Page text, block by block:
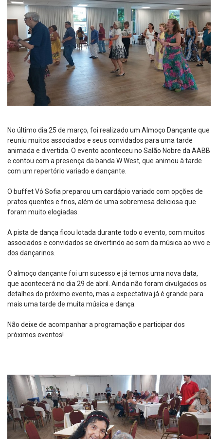
No último dia 25 de março, foi realizado um Almoço Dançante que
reuniu muitos associados e seus convidados para uma tarde
animada e divertida. O evento aconteceu no Salão Nobre da AABB
e contou com a presença da banda W West, que animou à tarde
com um repertório variado e dançante.
O buffet Vó Sofia preparou um cardápio variado com opções de
pratos quentes e frios, além de uma sobremesa deliciosa que
foram muito elogiadas.
A pista de dança ficou lotada durante todo o evento, com muitos
associados e convidados se divertindo ao som da música ao vivo e
dos dançarinos.
O almoço dançante foi um sucesso e já temos uma nova data,
que acontecerá no dia 29 de abril. Ainda não foram divulgados os
detalhes do próximo evento, mas a expectativa já é grande para
mais uma tarde de muita música e dança.
Não deixe de acompanhar a programação e participar dos
próximos eventos!